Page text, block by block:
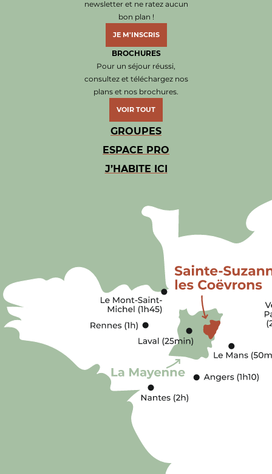
newsletter et ne ratez aucun
bon plan !
JE M'INSCRIS
BROCHURES
Pour un séjour réussi,
consultez et téléchargez nos
plans et nos brochures.
VOIR TOUT
GROUPES
ESPACE PRO
J’HABITE ICI